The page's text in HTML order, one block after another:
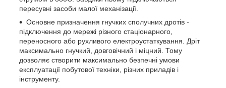
пересувні засоби малої механізації.
Основне призначення гнучких сполучних дротів -
підключення до мережі різного стаціонарного,
переносного або рухливого електроустаткування. Дріт
максимально гнучкий, довговічний і міцний. Тому
дозволяє створити максимально безпечні умови
експлуатації побутової техніки, різних приладів і
інструменту.